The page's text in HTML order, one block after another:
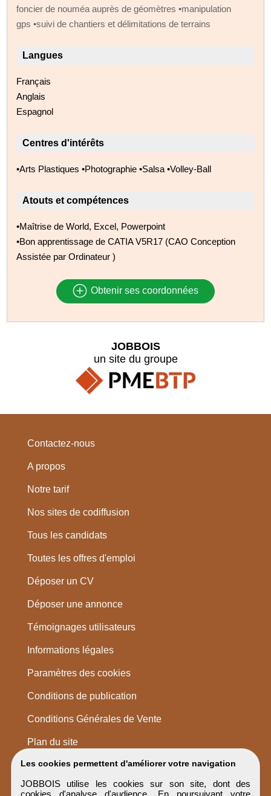
foncier de nouméa auprès de géomètres •manipulation
gps •suivi de chantiers et délimitations de terrains
Langues
Français
Anglais
Espagnol
Centres d'intérêts
•Arts Plastiques •Photographie •Salsa •Volley-Ball
Atouts et compétences
•Maîtrise de World, Excel, Powerpoint
•Bon apprentissage de CATIA V5R17 (CAO Conception
Assistée par Ordinateur )
Obtenir ses coordonnées
Les cookies permettent d'améliorer votre navigation
JOBBOIS utilise les cookies sur son site, dont des
cookies d'analyse d'audience. En poursuivant votre
JOBBOIS
un site du groupe
Contactez-nous
A propos
Notre tarif
Nos sites de codiffusion
Tous les candidats
Toutes les offres d'emploi
Déposer un CV
Déposer une annonce
Témoignages utilisateurs
Informations légales
Paramètres des cookies
Conditions de publication
Conditions Générales de Vente
Plan du site